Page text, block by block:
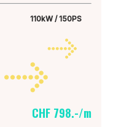
110kW / 150PS
CHF 798.-/m